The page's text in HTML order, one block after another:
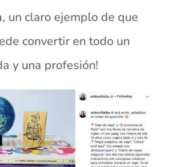
un claro ejemplo de que
convertir en todo un
y una profesión!